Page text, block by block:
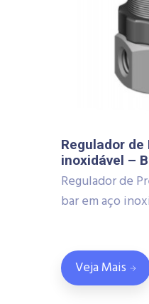
Regulador
inoxidável –
Regulador de
bar em aço
Veja Mais